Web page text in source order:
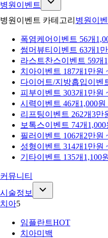
병원이벤트
병원이벤트 카테고리 병원이
폭염케어 이벤트 56개
썸머뷰티 이벤트 63개 1
라스트찬스이벤트 59개
치아이벤트 187개 1만원
다이어트/지방흡입이벤
피부이벤트 303개 1만원
시력이벤트 46개 1,000원
리프팅이벤트 262개3만
보톡스이벤트 74개
필러 이벤트 106개 2만원
성형이벤트 314개 1만원
기타이벤트 135개 1,100
커뮤니티
시술정보
치아5
임플란트HOT
치아미백